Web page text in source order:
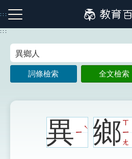
到
主
:::
注音索引圖示 筆畫索引圖示
:::
詞條檢索 全文檢索
異ㄧ
ˋ 鄉ㄒ
ㄧ
ㄤ